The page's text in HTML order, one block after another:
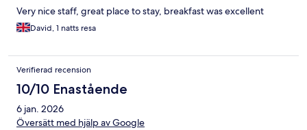
Very nice staff, great place to stay, breakfast was excellent
David, 1 natts resa
Verifierad recension
10/10 Enastående
6 jan. 2026
Översätt med hjälp av Google